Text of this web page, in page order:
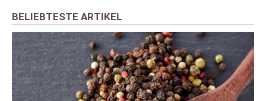
BELIEBTESTE ARTIKEL